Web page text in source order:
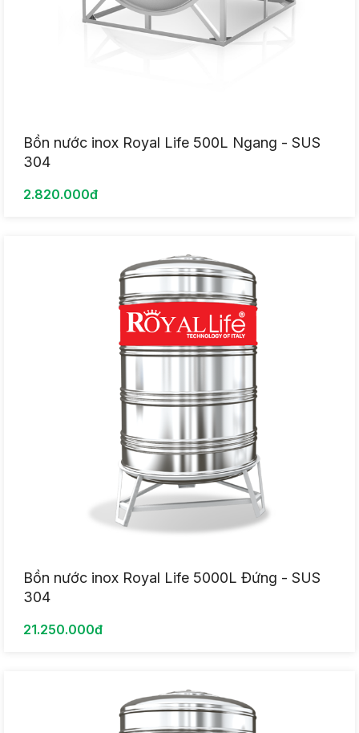
Bồn nước inox Royal Life 500L Ngang - SUS
304
2.820.000đ
Bồn nước inox Royal Life 5000L Đứng - SUS
304
21.250.000đ